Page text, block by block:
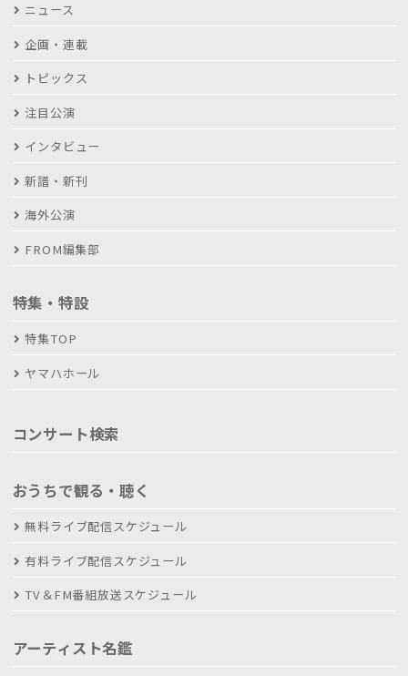
ニュース
企画・連載
トピックス
注目公演
インタビュー
新譜・新刊
海外公演
FROM編集部
特集・特設
特集TOP
ヤマハホール
コンサート検索
おうちで観る・聴く
無料ライブ配信スケジュール
有料ライブ配信スケジュール
TV＆FM番組放送スケジュール
アーティスト名鑑